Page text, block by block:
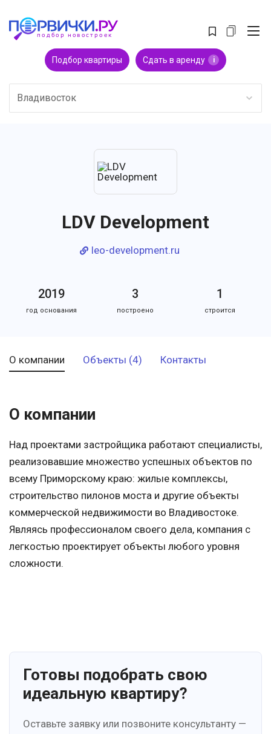
Подбор квартиры Сдать в аренду i
Владивосток
LDV Development
leo-development.ru
2019
год основания
3
построено
1
строится
О компании Объекты (4) Контакты
О компании
Над проектами застройщика работают специалисты,
реализовавшие множество успешных объектов по
всему Приморскому краю: жилые комплексы,
строительство пилонов моста и другие объекты
коммерческой недвижимости во Владивостоке.
Являясь профессионалом своего дела, компания с
легкостью проектирует объекты любого уровня
сложности.
Готовы подобрать свою
идеальную квартиру?
Оставьте заявку или позвоните консультанту —